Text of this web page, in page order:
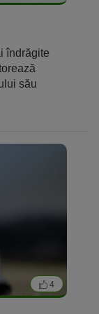
îndrăgite
său
4